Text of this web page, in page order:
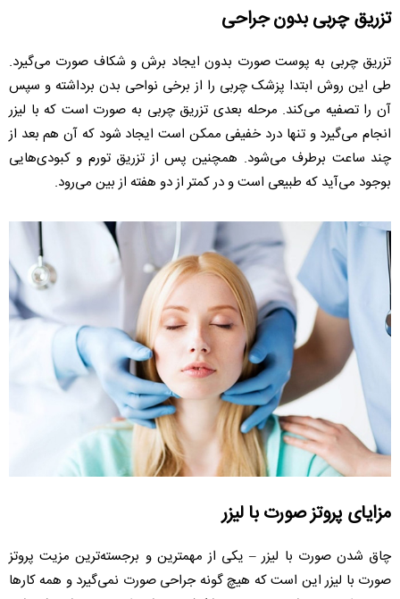
تزریق چربی بدون جراحی
تزریق چربی به پوست صورت بدون ایجاد برش و شکاف صورت می‌گیرد.
طی این روش ابتدا پزشک چربی را از برخی نواحی بدن برداشته و سپس
آن را تصفیه می‌کند. مرحله بعدی تزریق چربی به صورت است که با لیزر
انجام می‌گیرد و تنها درد خفیفی ممکن است ایجاد شود که آن هم بعد از
چند ساعت برطرف می‌شود. همچنین پس از تزریق تورم و کبودی‌هایی
بوجود می‌آید که طبیعی است و در کمتر از دو هفته از بین می‌رود.
مزایای پروتز صورت با لیزر
چاق شدن صورت با لیزر – یکی از مهمترین و برجسته‌ترین مزیت پروتز
صورت با لیزر این است که هیچ گونه جراحی‌ صورت نمی‌گیرد و همه کارها